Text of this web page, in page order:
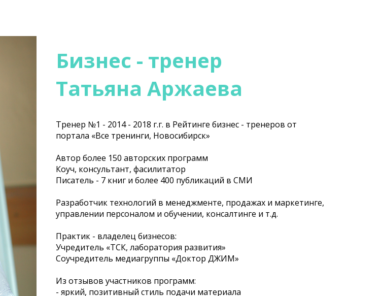
Бизнес - тренер
Татьяна Аржаева
Тренер №1 - 2014 - 2018 г.г. в Рейтинге бизнес - тренеров от
портала «Все тренинги, Новосибирск»
Автор более 150 авторских программ
Коуч, консультант, фасилитатор
Писатель - 7 книг и более 400 публикаций в СМИ
Разработчик технологий в менеджменте, продажах и маркетинге,
управлении персоналом и обучении, консалтинге и т.д.
Практик - владелец бизнесов:
Учредитель «ТСК, лаборатория развития»
Соучредитель медиагруппы «Доктор ДЖИМ»
Из отзывов участников программ:
- яркий, позитивный стиль подачи материала